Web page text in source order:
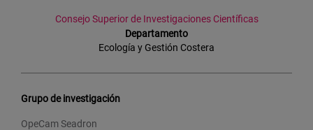
Consejo Superior de Investigaciones Científicas
Departamento
Ecología y Gestión Costera
Grupo de investigación
OpeCam Seadron